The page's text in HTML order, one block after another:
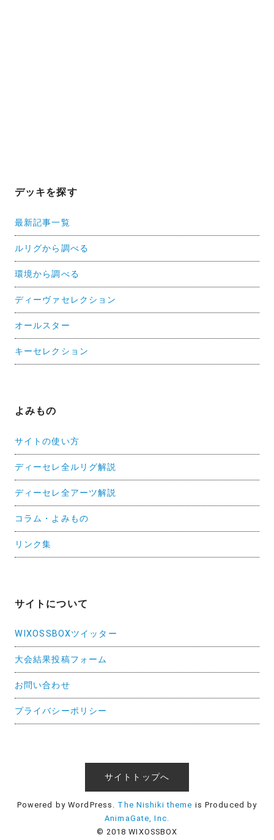
デッキを探す
最新記事一覧
ルリグから調べる
環境から調べる
ディーヴァセレクション
オールスター
キーセレクション
よみもの
サイトの使い方
ディーセレ全ルリグ解説
ディーセレ全アーツ解説
コラム・よみもの
リンク集
サイトについて
WIXOSSBOXツイッター
大会結果投稿フォーム
お問い合わせ
プライバシーポリシー
サイトトップへ
Powered by WordPress. The Nishiki theme is Produced by
AnimaGate, Inc.
© 2018 WIXOSSBOX